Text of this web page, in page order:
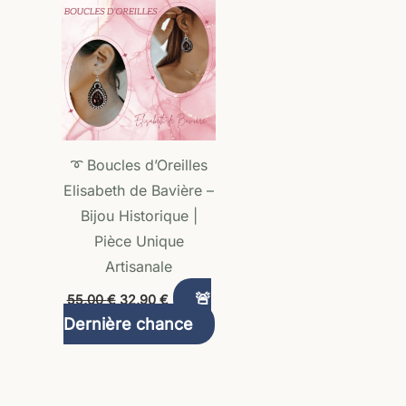
➰ Boucles d’Oreilles
Elisabeth de Bavière –
Bijou Historique |
Pièce Unique
Artisanale
55,00€
était :
55,00 €.
32,90 €
est :
32,90 €.
🚨
Dernière chance